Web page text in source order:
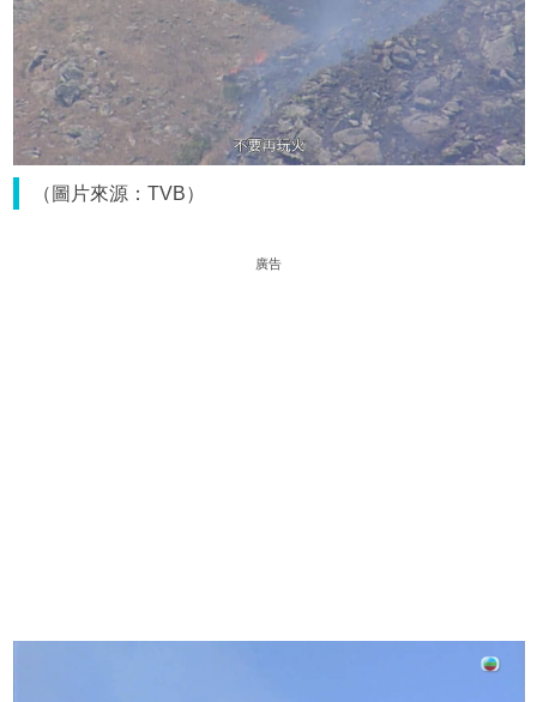
（圖片來源：TVB）
廣告